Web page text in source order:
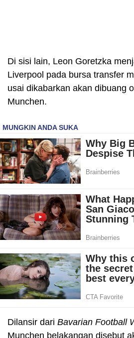
Di sisi lain, Leon Goretzka
Liverpool pada bursa transfer
usai dikabarkan akan dibuang
Munchen.
Dilansir dari Bavarian Football
Munchen belakangan disebut